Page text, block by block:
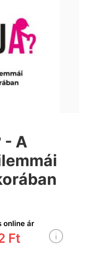
- A
online ár
Ft